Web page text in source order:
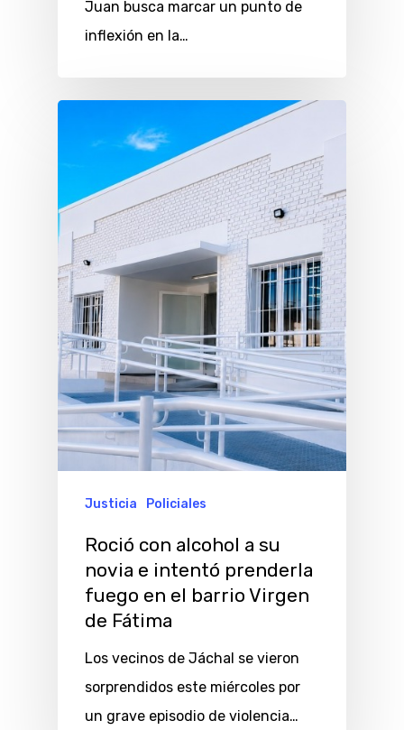
Juan busca marcar un punto de
inflexión en la…
Justicia Policiales
Roció con alcohol a su
novia e intentó prenderla
fuego en el barrio Virgen
de Fátima
Los vecinos de Jáchal se vieron
sorprendidos este miércoles por
un grave episodio de violencia…